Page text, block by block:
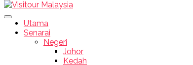
Utama
Senarai
Negeri
Johor
Kedah